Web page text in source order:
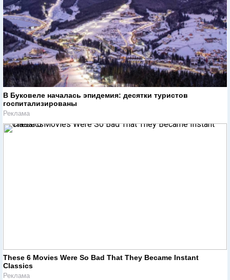
В Буковеле началась эпидемия: десятки туристов
госпитализированы
Реклама
These 6 Movies Were So Bad That They Became Instant
Classics
Реклама